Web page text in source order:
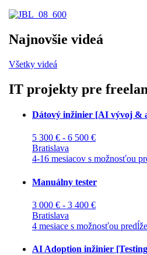
Najnovšie videá
Všetky videá
IT projekty pre
Dátový inžinier [AI vývoj &
5 300 € - 6 500 €
Bratislava
4-16 mesiacov s možnosťou
Manuálny tester
3 000 € - 3 400 €
Bratislava
4 mesiace s možnosťou
AI Adoption inžinier